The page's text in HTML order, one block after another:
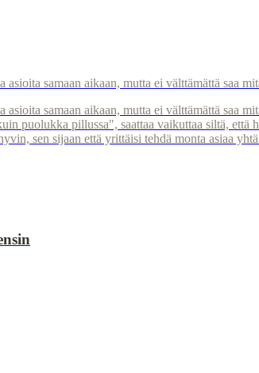
samaan aikaan, mutta ei välttämättä saa
samaan aikaan, mutta ei välttämättä saa
puolukka pillussa", saattaa vaikuttaa siltä, että
sen sijaan että yrittäisi tehdä monta asiaa